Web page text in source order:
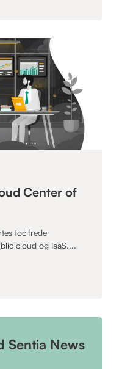
Center of
tocifrede
cloud og IaaS....
Sentia News